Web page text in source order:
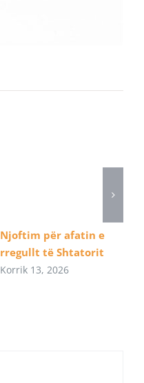
Njoftim për afatin e
rregullt të Shtatorit
Korrik 13, 2026